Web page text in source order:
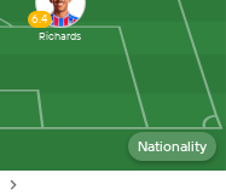
Nationality
6.4
Richards